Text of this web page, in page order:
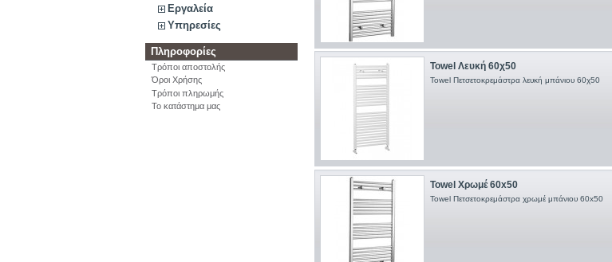
Εργαλεία
Υπηρεσίες
Πληροφορίες
Τρόποι αποστολής
Όροι Χρήσης
Τρόποι πληρωμής
Το κατάστημα μας
Towel Λευκή 60χ50
Towel Πετσετοκρεμάστρα λευκή μπάνιου 60χ50
Towel Χρωμέ 60x50
Towel Πετσετοκρεμάστρα χρωμέ μπάνιου 60x50